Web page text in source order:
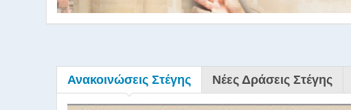
Ανακοινώσεις Στέγης Νέες Δράσεις Στέγης